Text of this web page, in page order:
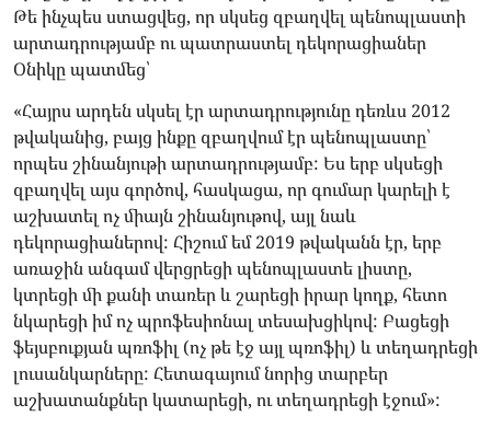
Թե ինչպես ստացվեց, որ սկսեց զբաղվել պենոպլաստի
արտադրությամբ ու պատրաստել դեկորացիաներ
Օնիկը պատմեց՝
«Հայրս արդեն սկսել էր արտադրությունը դեռևս 2012
թվականից, բայց ինքը զբաղվում էր պենոպլաստը՝
որպես շինանյութի արտադրությամբ: Ես երբ սկսեցի
զբաղվել այս գործով, հասկացա, որ գումար կարելի է
աշխատել ոչ միայն շինանյութով, այլ նաև
դեկորացիաներով: Հիշում եմ 2019 թվականն էր, երբ
առաջին անգամ վերցրեցի պենոպլաստե լիստը,
կտրեցի մի քանի տառեր և շարեցի իրար կողք, հետո
նկարեցի իմ ոչ պրոֆեսիոնալ տեսախցիկով: Բացեցի
ֆեյսբուքյան պռոֆիլ (ոչ թե էջ այլ պռոֆիլ) և տեղադրեցի
լուսանկարները: Հետագայում նորից տարբեր
աշխատանքներ կատարեցի, ու տեղադրեցի էջում»: